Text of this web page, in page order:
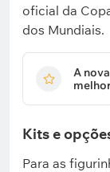
oficial da
dos Mundiais.
A
Kits e
Para as